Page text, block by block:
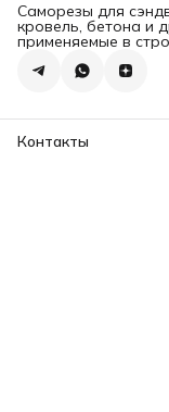
Саморезы для
кровель, бетона и
применяемые в
Контакты